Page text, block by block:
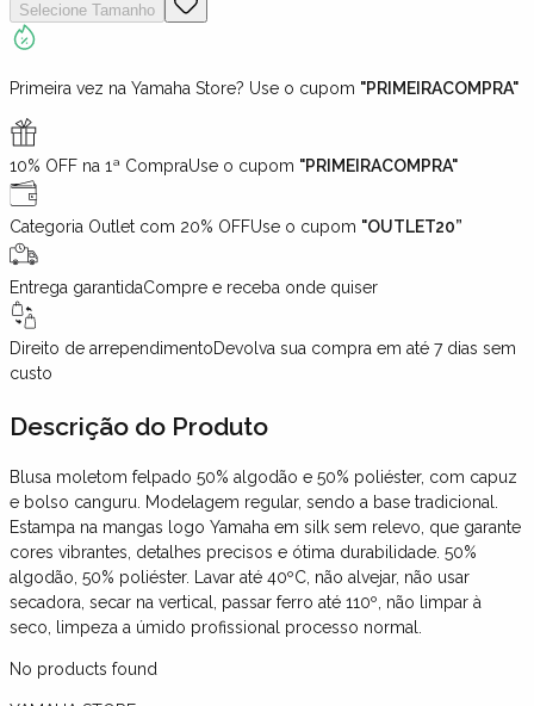
Selecione Tamanho
Primeira vez na Yamaha Store? Use o cupom "PRIMEIRACOMPRA"
10% OFF na 1ª CompraUse o cupom "PRIMEIRACOMPRA"
Categoria Outlet com 20% OFFUse o cupom "OUTLET20”
Entrega garantidaCompre e receba onde quiser
Direito de arrependimentoDevolva sua compra em até 7 dias sem
custo
Descrição do Produto
Blusa moletom felpado 50% algodão e 50% poliéster, com capuz
e bolso canguru. Modelagem regular, sendo a base tradicional.
Estampa na mangas logo Yamaha em silk sem relevo, que garante
cores vibrantes, detalhes precisos e ótima durabilidade. 50%
algodão, 50% poliéster. Lavar até 40ºC, não alvejar, não usar
secadora, secar na vertical, passar ferro até 110º, não limpar à
seco, limpeza a úmido profissional processo normal.
No products found